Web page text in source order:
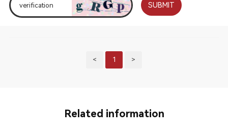
SUBMIT
< 1 >
Related information